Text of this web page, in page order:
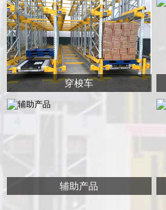
穿梭车
辅助产品